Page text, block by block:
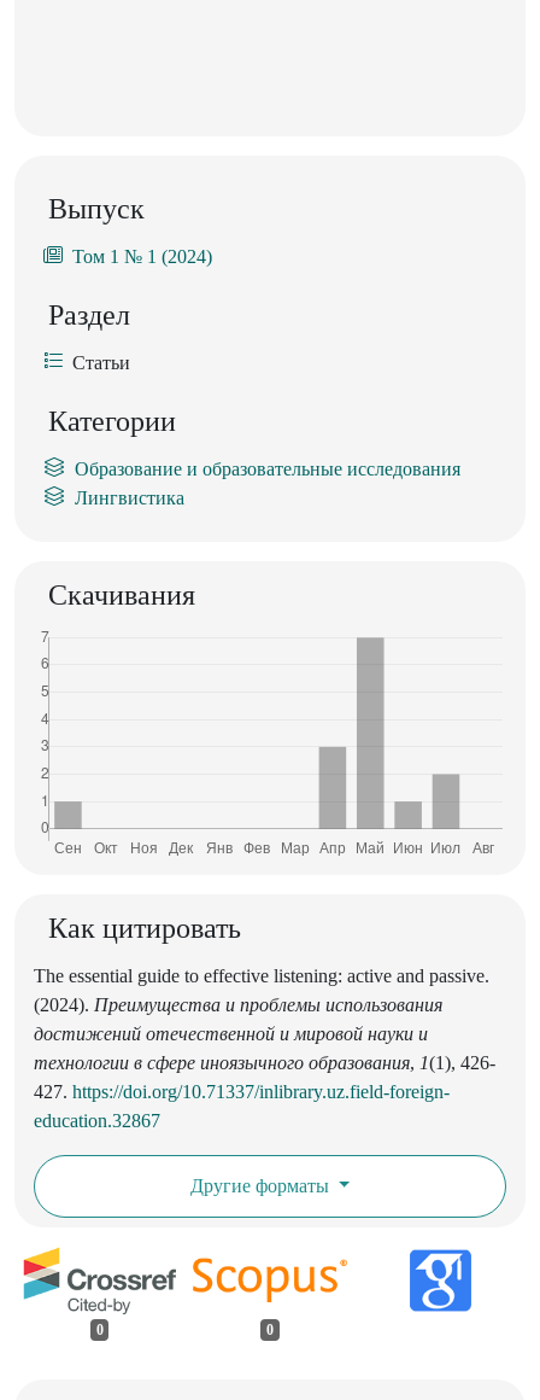
Выпуск
Том 1 № 1 (2024)
Раздел
Статьи
Категории
Образование и образовательные исследования
Лингвистика
Скачивания
Как цитировать
The essential guide to effective listening: active and passive.
(2024). Преимущества и проблемы использования
достижений отечественной и мировой науки и
технологии в сфере иноязычного образования, 1(1), 426-
427. https://doi.org/10.71337/inlibrary.uz.field-foreign-
education.32867
Другие форматы
0 0